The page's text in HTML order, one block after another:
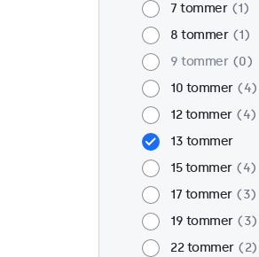
7 tommer
1
8 tommer
1
9 tommer
0
10 tommer
4
12 tommer
4
13 tommer
15 tommer
4
17 tommer
3
19 tommer
3
22 tommer
2